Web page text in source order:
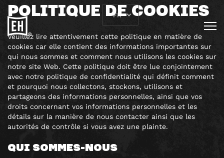
FR
POLITIQUE DE COOKIES
Veuillez lire attentivement cette politique en matière de
cookies car elle contient des informations importantes sur
qui nous sommes et comment nous utilisons les cookies sur
notre site Web. Cette politique doit être lue conjointement
avec notre politique de confidentialité qui définit comment
et pourquoi nous collectons, stockons, utilisons et
partageons des informations personnelles, ainsi que vos
droits concernant vos informations personnelles et les
détails sur la manière de nous contacter ainsi que les
autorités de contrôle si vous avez une plainte.
QUI SOMMES-NOUS